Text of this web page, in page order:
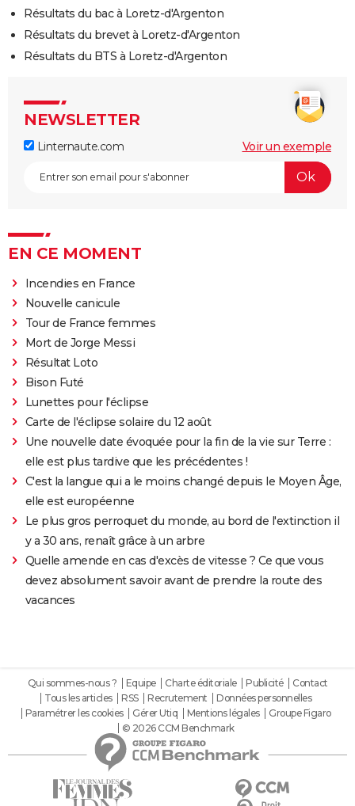
Résultats du bac à Loretz-d'Argenton
Résultats du brevet à Loretz-d'Argenton
Résultats du BTS à Loretz-d'Argenton
NEWSLETTER
Linternaute.com Voir un exemple
EN CE MOMENT
Incendies en France
Nouvelle canicule
Tour de France femmes
Mort de Jorge Messi
Résultat Loto
Bison Futé
Lunettes pour l'éclipse
Carte de l'éclipse solaire du 12 août
Une nouvelle date évoquée pour la fin de la vie sur Terre :
elle est plus tardive que les précédentes !
C'est la langue qui a le moins changé depuis le Moyen Âge,
elle est européenne
Le plus gros perroquet du monde, au bord de l'extinction il
y a 30 ans, renaît grâce à un arbre
Quelle amende en cas d'excès de vitesse ? Ce que vous
devez absolument savoir avant de prendre la route des
vacances
Qui sommes-nous ? Equipe Charte éditoriale Publicité
Contact
Tous les articles
RSS Recrutement
Données personnelles
Paramétrer les cookies
Gérer Utiq Mentions légales
Groupe Figaro
© 2026 CCM Benchmark